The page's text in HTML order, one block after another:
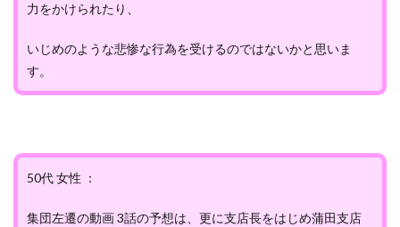
力をかけられたり、
いじめのような悲惨な行為を受けるのではないかと思いま
す。
50代 女性 ：
集団左遷の動画 3話の予想は、更に支店長をはじめ蒲田支店